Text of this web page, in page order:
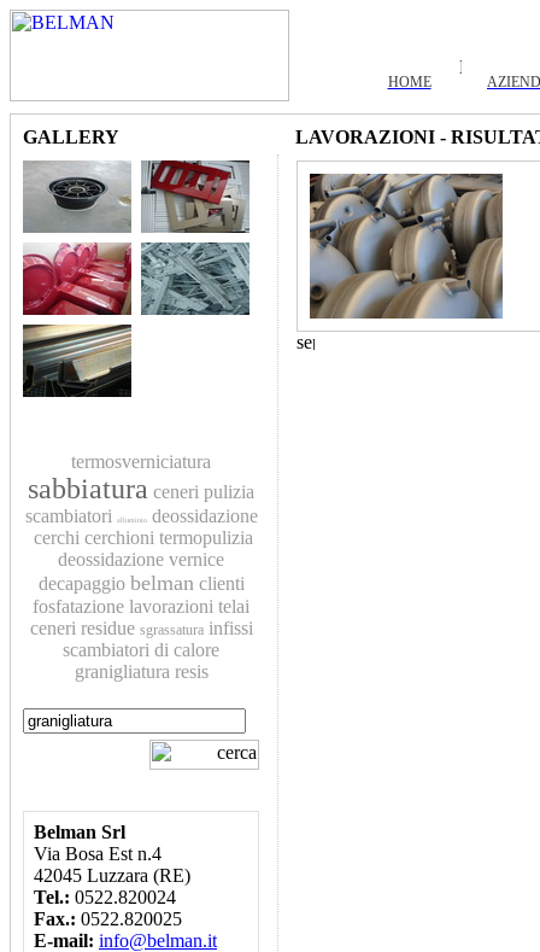
HOME
GALLERY LAVORAZIONI -
termosverniciatura
sabbiatura ceneri pulizia
scambiatori
alluminio
deossidazione
cerchi cerchioni termopulizia
deossidazione vernice
decapaggio belman clienti
fosfatazione lavorazioni telai
ceneri residue sgrassatura infissi
scambiatori di calore
granigliatura resis
Belman Srl
Via Bosa Est n.4
42045 Luzzara (RE)
Tel.: 0522.820024
Fax.: 0522.820025
E-mail: info@belman.it